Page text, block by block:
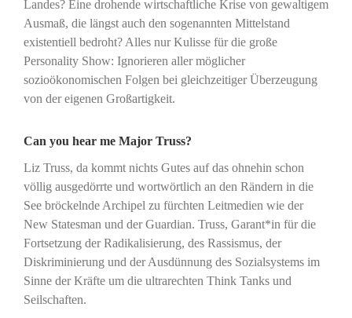
Landes? Eine drohende wirtschaftliche Krise von gewaltigem
Ausmaß, die längst auch den sogenannten Mittelstand
existentiell bedroht? Alles nur Kulisse für die große
Personality Show: Ignorieren aller möglicher
sozioökonomischen Folgen bei gleichzeitiger Überzeugung
von der eigenen Großartigkeit.
Can you hear me Major Truss?
Liz Truss, da kommt nichts Gutes auf das ohnehin schon
völlig ausgedörrte und wortwörtlich an den Rändern in die
See bröckelnde Archipel zu fürchten Leitmedien wie der
New Statesman und der Guardian. Truss, Garant*in für die
Fortsetzung der Radikalisierung, des Rassismus, der
Diskriminierung und der Ausdünnung des Sozialsystems im
Sinne der Kräfte um die ultrarechten Think Tanks und
Seilschaften.